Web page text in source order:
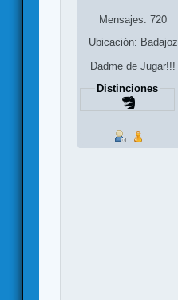
Mensajes: 720
Ubicación: Badajoz
Dadme de Jugar!!!
Distinciones